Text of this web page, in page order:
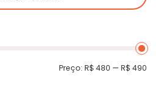
Preço: R$ 480 — R$ 490